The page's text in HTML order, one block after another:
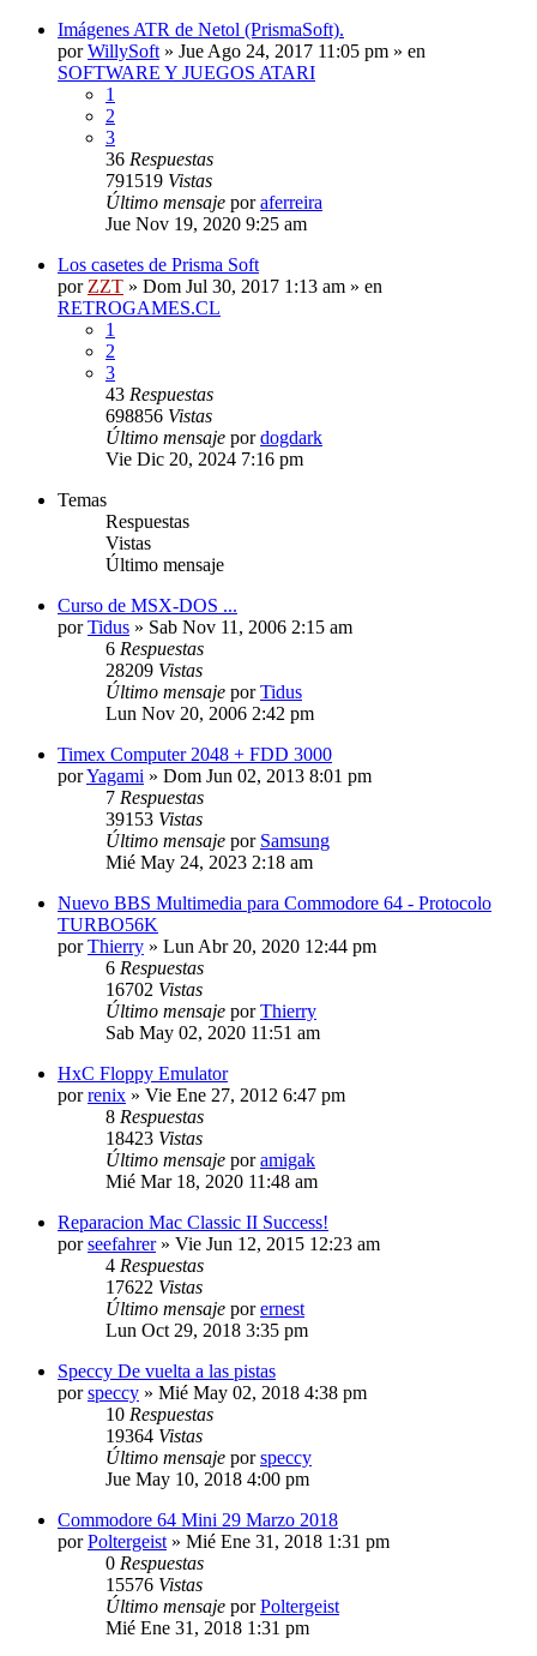
Imágenes ATR de Netol (PrismaSoft).
porWillySoft » Jue Ago 24, 2017 11:05 pm » en
SOFTWARE Y JUEGOS ATARI
1
2
3
36 Respuestas
791519 Vistas
Último mensaje poraferreira
Jue Nov 19, 2020 9:25 am
Los casetes de Prisma Soft
por ZZT » Dom Jul 30, 2017 1:13 am » en
RETROGAMES.CL
1
2
3
43 Respuestas
698856 Vistas
Último mensaje pordogdark
Vie Dic 20, 2024 7:16 pm
Temas
Respuestas
Vistas
Último mensaje
Curso de MSX-DOS ...
porTidus » Sab Nov 11, 2006 2:15 am
6 Respuestas
28209 Vistas
Último mensaje porTidus
Lun Nov 20, 2006 2:42 pm
Timex Computer 2048 + FDD 3000
porYagami » Dom Jun 02, 2013 8:01 pm
7 Respuestas
39153 Vistas
Último mensaje por Samsung
Mié May 24, 2023 2:18 am
Nuevo BBS Multimedia para Commodore 64 - Protocolo
TURBO56K
porThierry » Lun Abr 20, 2020 12:44 pm
6 Respuestas
16702 Vistas
Último mensaje porThierry
Sab May 02, 2020 11:51 am
HxC Floppy Emulator
porrenix » Vie Ene 27, 2012 6:47 pm
8 Respuestas
18423 Vistas
Último mensaje poramigak
Mié Mar 18, 2020 11:48 am
Reparacion Mac Classic II Success!
porseefahrer» Vie Jun 12, 2015 12:23 am
4 Respuestas
17622 Vistas
Último mensaje porernest
Lun Oct 29, 2018 3:35 pm
Speccy De vuelta a las pistas
porspeccy » Mié May 02, 2018 4:38 pm
10 Respuestas
19364 Vistas
Último mensaje porspeccy
Jue May 10, 2018 4:00 pm
Commodore 64 Mini 29 Marzo 2018
porPoltergeist » Mié Ene 31, 2018 1:31 pm
0 Respuestas
15576 Vistas
Último mensaje porPoltergeist
Mié Ene 31, 2018 1:31 pm